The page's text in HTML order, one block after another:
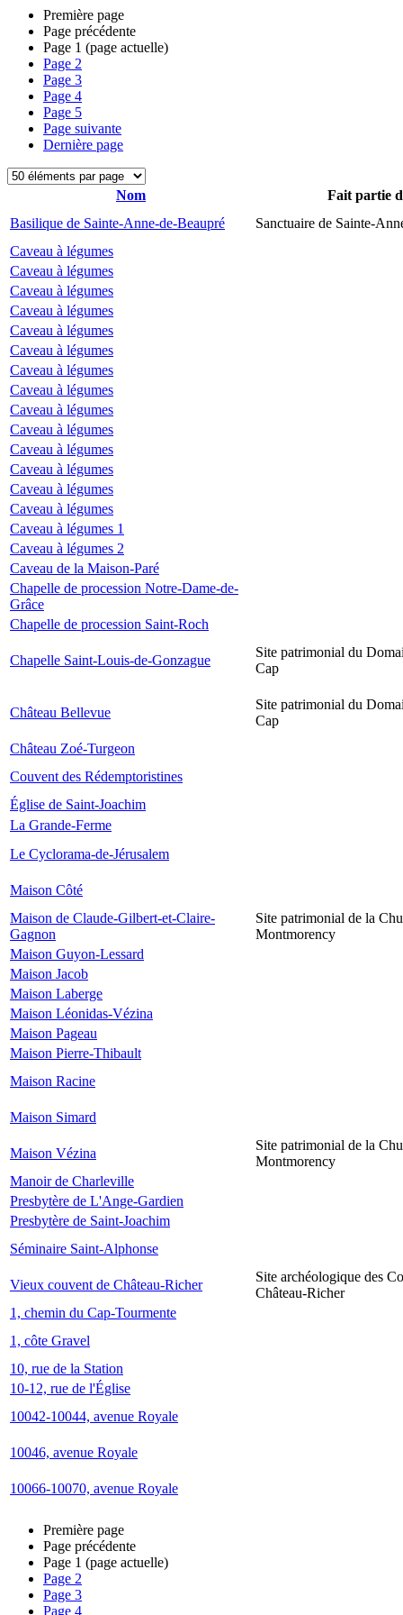
Première page
Page précédente
Page 1 (page actuelle)
Page 2
Page 3
Page 4
Page 5
Page suivante
Dernière page
Nom
Fait partie
Basilique de Sainte-Anne-de-Beaupré
Sanctuaire de Sainte-
Caveau à légumes
Caveau à légumes
Caveau à légumes
Caveau à légumes
Caveau à légumes
Caveau à légumes
Caveau à légumes
Caveau à légumes
Caveau à légumes
Caveau à légumes
Caveau à légumes
Caveau à légumes
Caveau à légumes
Caveau à légumes
Caveau à légumes 1
Caveau à légumes 2
Caveau de la Maison-Paré
Chapelle de procession Notre-Dame-de-
Grâce
Chapelle de procession Saint-Roch
Chapelle Saint-Louis-de-Gonzague
Site patrimonial du
Cap
Château Bellevue
Site patrimonial du
Cap
Château Zoé-Turgeon
Couvent des Rédemptoristines
Église de Saint-Joachim
La Grande-Ferme
Le Cyclorama-de-Jérusalem
Maison Côté
Maison de Claude-Gilbert-et-Claire-
Gagnon
Site patrimonial de la
Montmorency
Maison Guyon-Lessard
Maison Jacob
Maison Laberge
Maison Léonidas-Vézina
Maison Pageau
Maison Pierre-Thibault
Maison Racine
Maison Simard
Maison Vézina
Site patrimonial de la
Montmorency
Manoir de Charleville
Presbytère de L'Ange-Gardien
Presbytère de Saint-Joachim
Séminaire Saint-Alphonse
Vieux couvent de Château-Richer
Site archéologique des
Château-Richer
1, chemin du Cap-Tourmente
1, côte Gravel
10, rue de la Station
10-12, rue de l'Église
10042-10044, avenue Royale
10046, avenue Royale
10066-10070, avenue Royale
Première page
Page précédente
Page 1 (page actuelle)
Page 2
Page 3
Page 4